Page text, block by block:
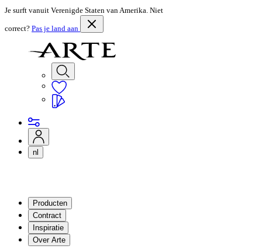
Je surft vanuit Verenigde Staten van Amerika. Niet
correct? Pas je land aan
nl
Producten
Contract
Inspiratie
Over Arte